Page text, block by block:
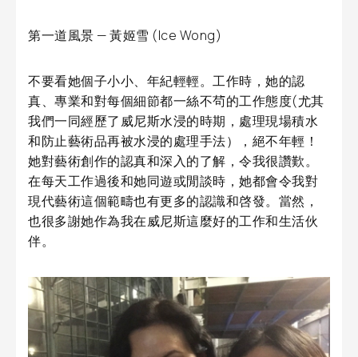
第一道風景 — 黃姬雪 (Ice Wong)
不要看她個子小小、年紀輕輕。工作時，她的認
真、專業和對每個細節都一絲不茍的工作態度(尤其
我們一同經歷了威尼斯水浸的時期，處理現場積水
和防止藝術品再被水浸的處理手法），絕不年輕！
她對藝術創作的認真和深入的了解，令我很讚歎。
在每天工作過後和她同遊或閒談時，她都會令我對
現代藝術這個範疇也有更多的認識和啓發。當然，
也很多謝她作為我在威尼斯這麼好的工作和生活伙
伴。